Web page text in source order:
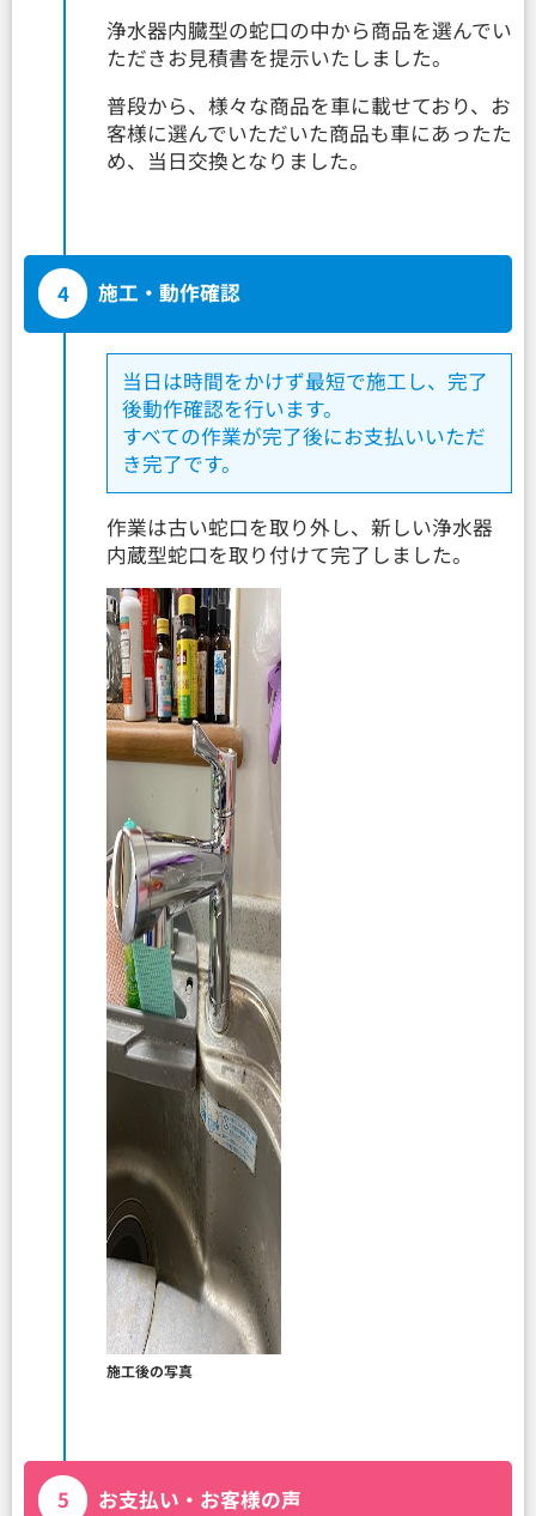
浄水器内臓型の蛇口の中から商品を選んでい
ただきお見積書を提示いたしました。
普段から、様々な商品を車に載せており、お
客様に選んでいただいた商品も車にあったた
め、当日交換となりました。
4 施工・動作確認
当日は時間をかけず最短で施工し、完了
後動作確認を行います。
すべての作業が完了後にお支払いいただ
き完了です。
作業は古い蛇口を取り外し、新しい浄水器
内蔵型蛇口を取り付けて完了しました。
施工後の写真
5 お支払い・お客様の声